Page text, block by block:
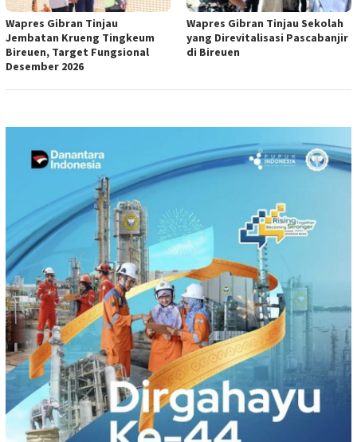
Wapres Gibran Tinjau
Jembatan Krueng Tingkeum
Bireuen, Target Fungsional
Desember 2026
Wapres Gibran Tinjau Sekolah
yang Direvitalisasi Pascabanjir
di Bireuen